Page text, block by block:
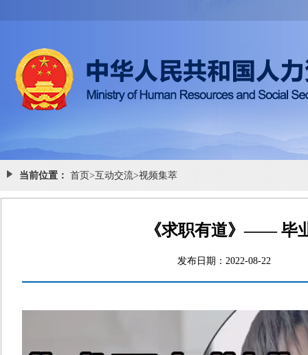
当前位置： 首页>互动交流>视频集萃
《求职有道》—— 毕
发布日期：2022-08-